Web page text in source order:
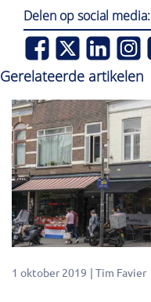
Delen op social media:
Gerelateerde artikelen
1 oktober 2019 Tim Favier